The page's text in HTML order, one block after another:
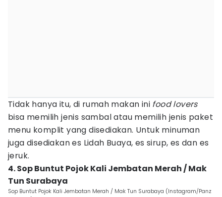
Tidak hanya itu, di rumah makan ini food lovers
bisa memilih jenis sambal atau memilih jenis paket
menu komplit yang disediakan. Untuk minuman
juga disediakan es Lidah Buaya, es sirup, es dan es
jeruk.
4. Sop Buntut Pojok Kali Jembatan Merah / Mak
Tun Surabaya
Sop Buntut Pojok Kali Jembatan Merah / Mak Tun Surabaya (Instagram/Panz